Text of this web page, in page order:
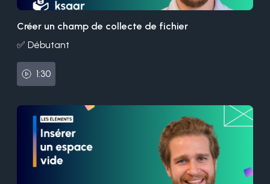
Créer un champ de collecte de fichier
✅ Débutant
1:30